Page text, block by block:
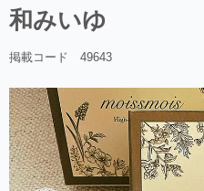
和みいゆ
掲載コード 49643